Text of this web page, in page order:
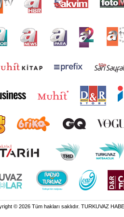
© 2026 Tüm hakları saklıdır. TURKUVAZ